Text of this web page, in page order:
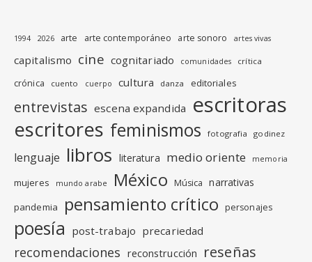
1994 2026 arte arte contemporáneo arte sonoro artes vivas
capitalismo cine cognitariado comunidades crítica
crónica cuento cuerpo cultura danza editoriales
entrevistas escena expandida escritoras
escritores feminismos fotografia godinez
lenguaje libros literatura medio oriente memoria
mujeres mundo arabe México Música narrativas
pandemia pensamiento crítico personajes
poesía post-trabajo precariedad
recomendaciones reconstrucción reseñas